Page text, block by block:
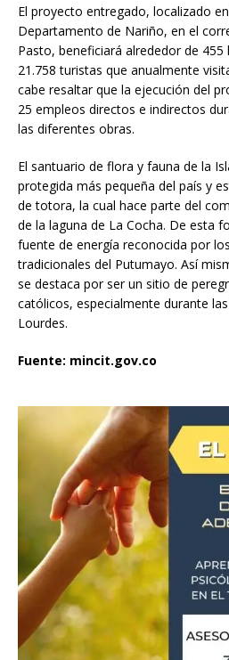
El proyecto entregado, localizado
Departamento de Nariño, en el
Pasto, beneficiará alrededor de
21.758 turistas que anualmente
cabe resaltar que la ejecución del
25 empleos directos e indirectos
las diferentes obras.
El santuario de flora y fauna de la
protegida más pequeña del país y
de totora, la cual hace parte del
de la laguna de La Cocha. De esta
fuente de energía reconocida por
tradicionales del Putumayo. Así
se destaca por ser un sitio de
católicos, especialmente durante
Lourdes.
Fuente: mincit.gov.co